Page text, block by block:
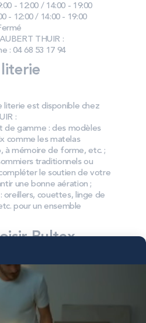
- 12:00 / 14:00 - 19:00
- 12:00 / 14:00 - 19:00
THUIR :
: 04 68 53 17 94
literie est disponible chez
:
de gamme : des modèles
comme les matelas
à mémoire de forme, etc. ;
traditionnels ou
le soutien de votre
une bonne aération ;
oreillers, couettes, linge de
pour un ensemble
Bultex
?
de literie les plus
avec un savoir‑faire
de mousse
pour le confort et la